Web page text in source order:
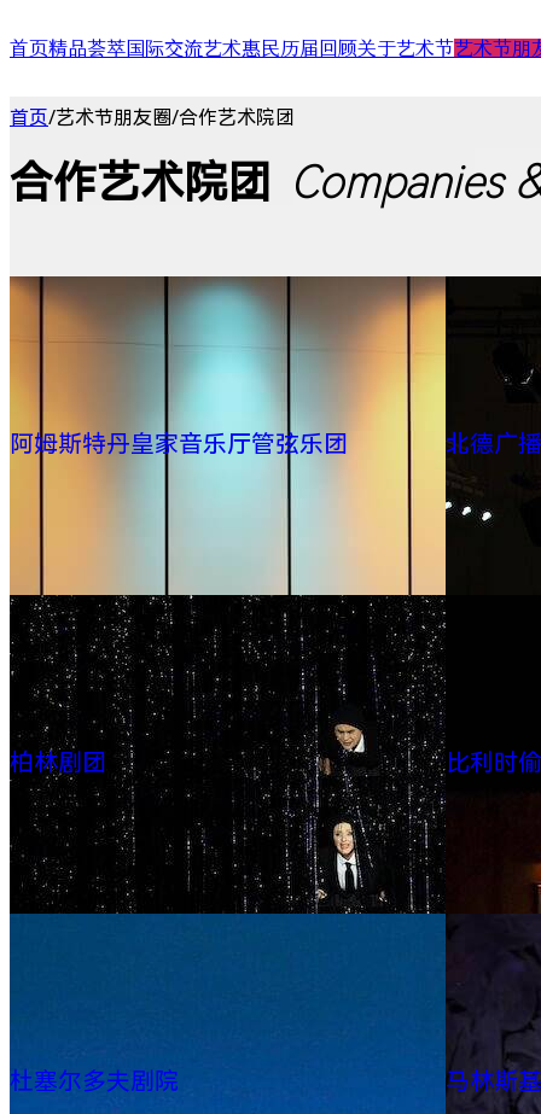
首页精品荟萃
舞台演出
展/博览
城市联动
ARTRA自定艺
国际交流
国际演艺大会
国际对话
艺术惠民
艺术天空
艺术教育
历届回顾
第二十四届（2025）
第二十三届（2024）
关于艺术节
影响力指数致优榜单
综合评估报告
艺术节朋
丝绸之路
合作伙伴
首页/艺术节朋友圈/合作艺术院团
合作艺术院团 Companies
阿姆斯特丹皇家音乐厅管弦乐团 北德广
柏林剧团 比利时
杜塞尔多夫剧院 马林斯